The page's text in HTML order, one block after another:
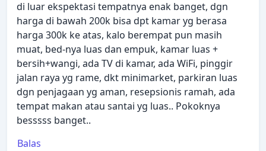
di luar ekspektasi tempatnya enak banget, dgn
harga di bawah 200k bisa dpt kamar yg berasa
harga 300k ke atas, kalo berempat pun masih
muat, bed-nya luas dan empuk, kamar luas +
bersih+wangi, ada TV di kamar, ada WiFi, pinggir
jalan raya yg rame, dkt minimarket, parkiran luas
dgn penjagaan yg aman, resepsionis ramah, ada
tempat makan atau santai yg luas.. Pokoknya
besssss banget..
Balas